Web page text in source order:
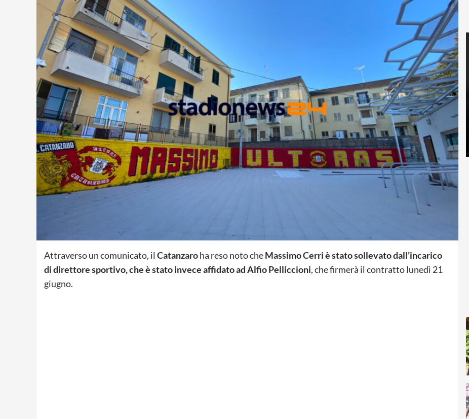
Attraverso un comunicato, il Catanzaroha reso noto cheMassimo Cerri è stato sollevato dall’incarico
di direttore sportivo, che è stato invece affidato ad Alfio Pelliccioni, che firmerà il contratto lunedì 21
giugno.